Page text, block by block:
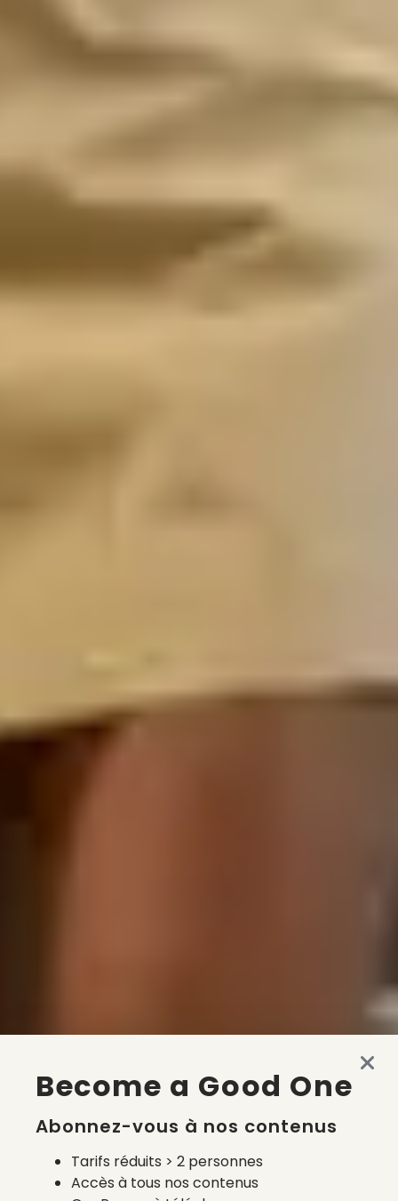
Become a Good One
Abonnez-vous à nos contenus
Tarifs réduits > 2 personnes
Accès à tous nos contenus